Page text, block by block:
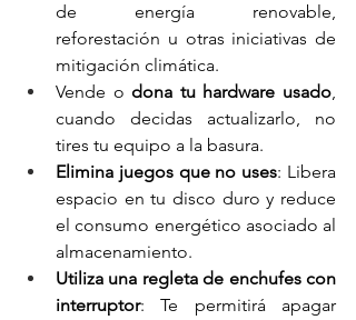
de energía renovable,
reforestación u otras iniciativas de
mitigación climática.
Vende o dona tu hardware usado,
cuando decidas actualizarlo, no
tires tu equipo a la basura.
Elimina juegos que no uses: Libera
espacio en tu disco duro y reduce
el consumo energético asociado al
almacenamiento.
Utiliza una regleta de enchufes con
interruptor: Te permitirá apagar